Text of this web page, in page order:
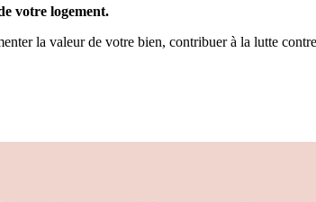
votre logement.
la valeur de votre bien, contribuer à la lutte